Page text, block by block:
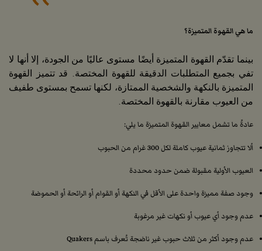
ما هي القهوة المتميزة؟
بينما تقدّم القهوة المتميزة أيضًا مستوى عاليًا من الجودة، إلا أنها لا
تفي بجميع المتطلبات الدقيقة للقهوة المختصة. قد تتميز القهوة
المتميزة بالنكهة والشخصية الممتازة، لكنها تسمح بمستوى طفيف
من العيوب مقارنة بالقهوة المختصة.
عادةً ما تشمل معايير القهوة المتميزة ما يلي:
ألا تتجاوز ثمانية عيوب كاملة لكل 300 غرام من الحبوب
العيوب الأولية مقبولة ضمن حدود محددة
وجود صفة مميزة واحدة على الأقل في النكهة أو القوام أو الرائحة أو الحموضة
عدم وجود أي عيوب أو نكهات غير مرغوبة
عدم وجود أكثر من ثلاث حبوب غير ناضجة تُعرف باسم Quakers